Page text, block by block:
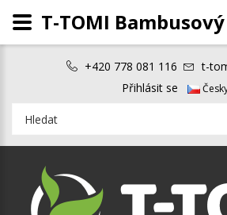
+420 778 081 116
t-
Přihlásit se